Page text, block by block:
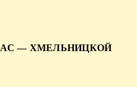
— ХМЕЛЬНИЦКОЙ